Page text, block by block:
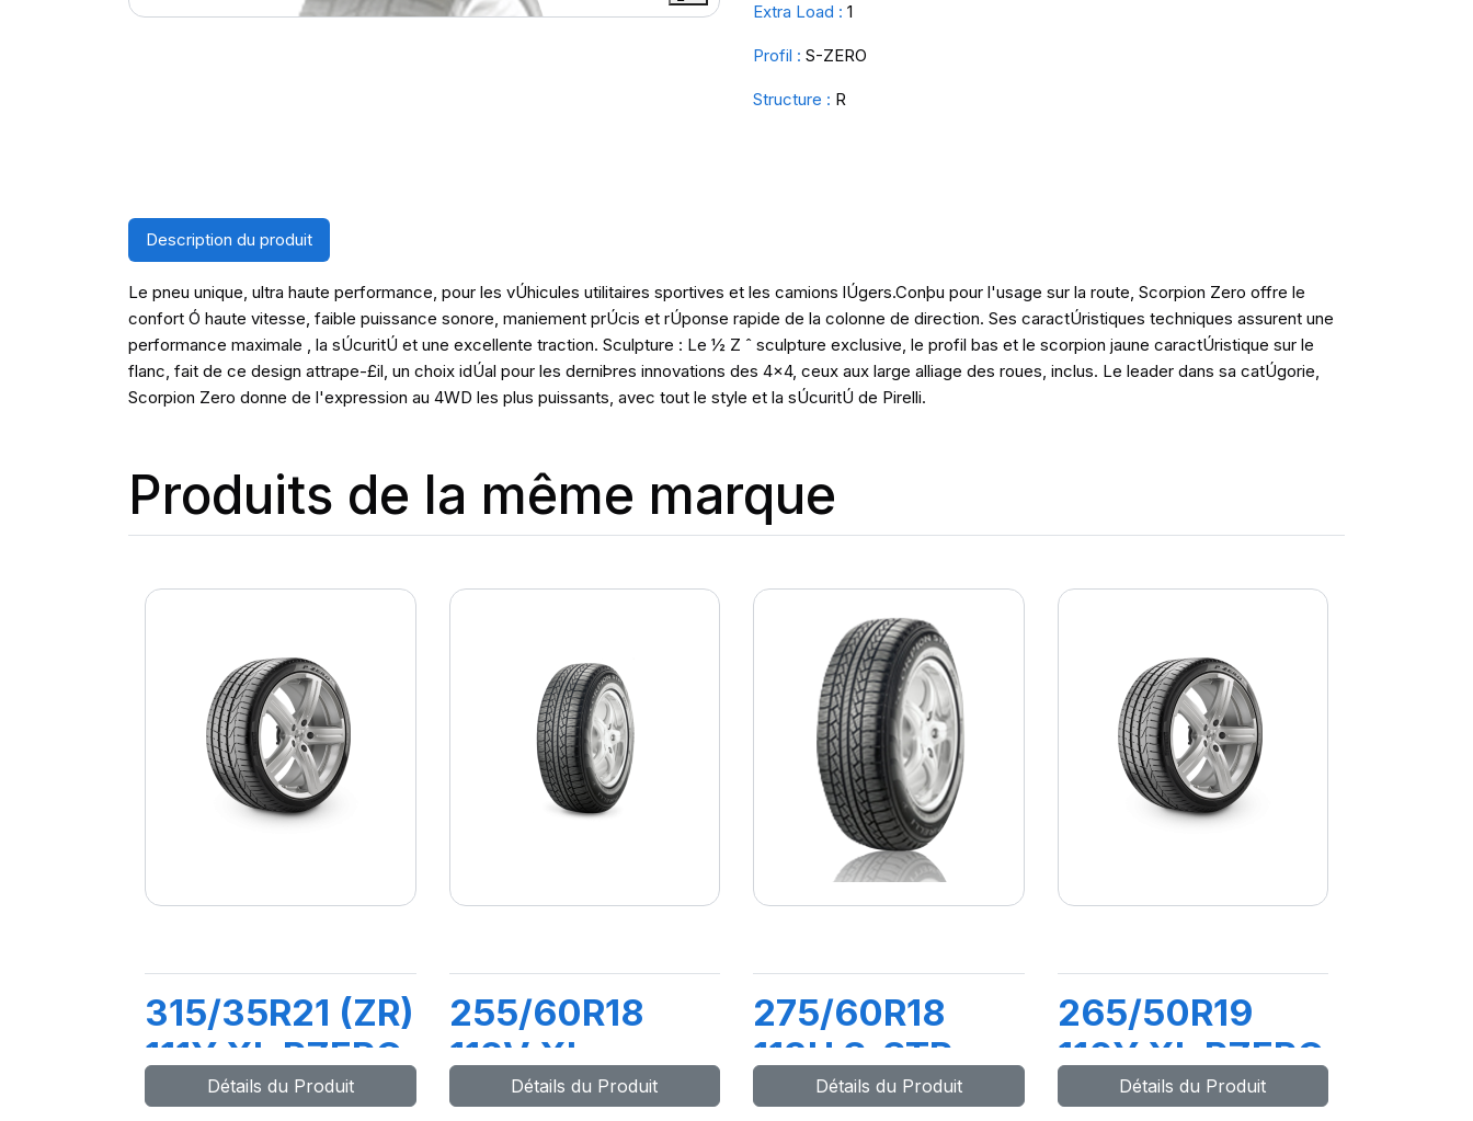
Extra Load : 1
Profil : S-ZERO
Structure : R
Description du produit
Le pneu unique, ultra haute performance, pour les vÚhicules utilitaires sportives et les camions lÚgers.Conþu pour l'usage sur la route, Scorpion Zero offre le
confort Ó haute vitesse, faible puissance sonore, maniement prÚcis et rÚponse rapide de la colonne de direction. Ses caractÚristiques techniques assurent une
performance maximale , la sÚcuritÚ et une excellente traction. Sculpture : Le ½ Z ˆ sculpture exclusive, le profil bas et le scorpion jaune caractÚristique sur le
flanc, fait de ce design attrape-£il, un choix idÚal pour les derniÞres innovations des 4x4, ceux aux large alliage des roues, inclus. Le leader dans sa catÚgorie,
Scorpion Zero donne de l'expression au 4WD les plus puissants, avec tout le style et la sÚcuritÚ de Pirelli.
Produits de la même marque
315/35R21 (ZR)
111Y XL PZERO
(N0)Détails du Produit
255/60R18
112V XL
SCORPION
Détails du Produit
275/60R18
113H S-STR
Détails du Produit
265/50R19
110Y XL PZERO
(N0)Détails du Produit